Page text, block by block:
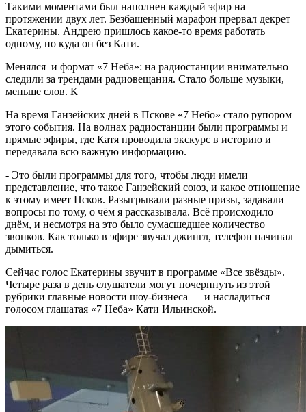
Такими моментами был наполнен каждый эфир на
протяжении двух лет. Безбашенный марафон прервал декрет
Екатерины. Андрею пришлось какое-то время работать
одному, но куда он без Кати.
Менялся и формат «7 Неба»: на радиостанции внимательно
следили за трендами радиовещания. Стало больше музыки,
меньше слов. К
На время Ганзейских дней в Пскове «7 Небо» стало рупором
этого события. На волнах радиостанции были программы и
прямые эфиры, где Катя проводила экскурс в историю и
передавала всю важную информацию.
- Это были программы для того, чтобы люди имели
представление, что такое Ганзейский союз, и какое отношение
к этому имеет Псков. Разыгрывали разные призы, задавали
вопросы по тому, о чём я рассказывала. Всё происходило
днём, и несмотря на это было сумасшедшее количество
звонков. Как только в эфире звучал джингл, телефон начинал
дымиться.
Сейчас голос Екатерины звучит в программе «Все звёзды».
Четыре раза в день слушатели могут почерпнуть из этой
рубрики главные новости шоу-бизнеса — и насладиться
голосом глашатая «7 Неба» Кати Ильинской.